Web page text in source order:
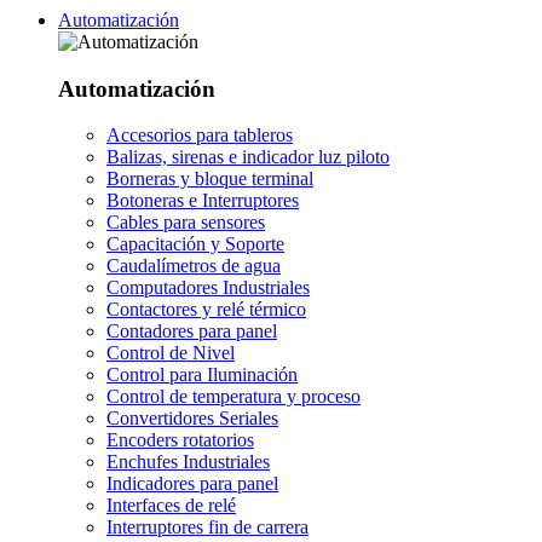
Automatización
Automatización
Accesorios para tableros
Balizas, sirenas e indicador luz piloto
Borneras y bloque terminal
Botoneras e Interruptores
Cables para sensores
Capacitación y Soporte
Caudalímetros de agua
Computadores Industriales
Contactores y relé térmico
Contadores para panel
Control de Nivel
Control para Iluminación
Control de temperatura y proceso
Convertidores Seriales
Encoders rotatorios
Enchufes Industriales
Indicadores para panel
Interfaces de relé
Interruptores fin de carrera